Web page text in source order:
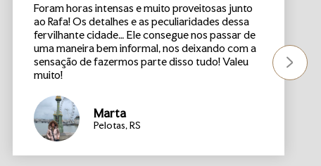
Foram horas intensas e muito proveitosas junto
ao Rafa! Os detalhes e as peculiaridades dessa
fervilhante cidade… Ele consegue nos passar de
uma maneira bem informal, nos deixando com a
sensação de fazermos parte disso tudo! Valeu
muito!
Marta
Pelotas, RS